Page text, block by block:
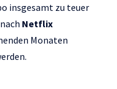
insgesamt zu teuer
Netflix
Monaten